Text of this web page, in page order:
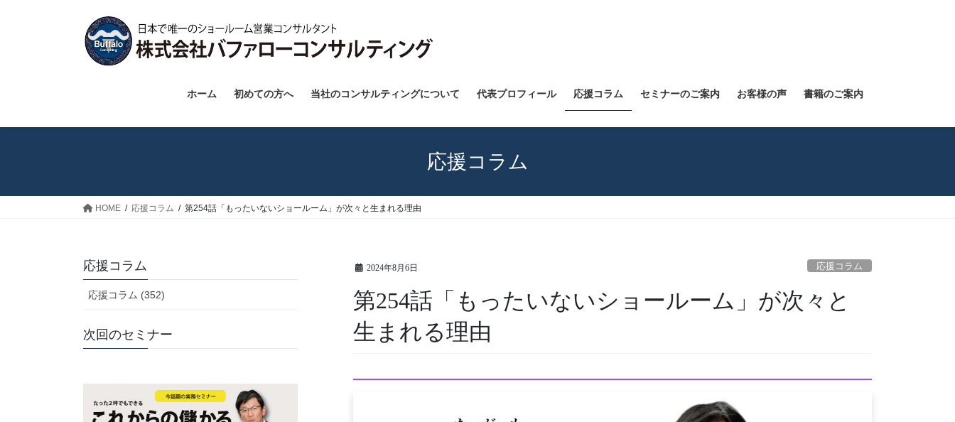
キ
に
ホーム 初めての方へ 当社のコンサルティングについて 代表プロフィール 応援コラム セミナーのご案内 お客様の声 書籍のご案内
応援コラム
HOME 応援コラム 第254話「もったいないショールーム」が次々と生まれる理由
2024年8月6日 応援コラム
第254話「もったいないショールーム」が次々と
生まれる理由
応援コラム
応援コラム (352)
次回のセミナー